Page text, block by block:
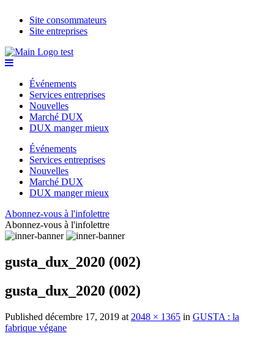
Site consommateurs
Site entreprises
Événements
Services entreprises
Nouvelles
Marché DUX
DUX manger mieux
Événements
Services entreprises
Nouvelles
Marché DUX
DUX manger mieux
Abonnez-vous à l'infolettre
Abonnez-vous à l'infolettre
gusta_dux_2020 (002)
gusta_dux_2020 (002)
Published décembre 17, 2019 at 2048 × 1365 in GUSTA : la
fabrique végane